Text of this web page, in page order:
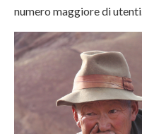
numero maggiore di utenti.